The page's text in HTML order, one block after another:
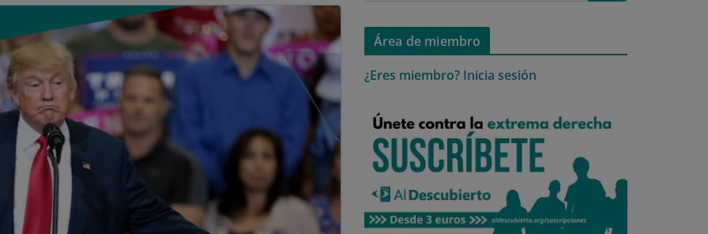
Área de miembro
¿Eres miembro? Inicia sesión